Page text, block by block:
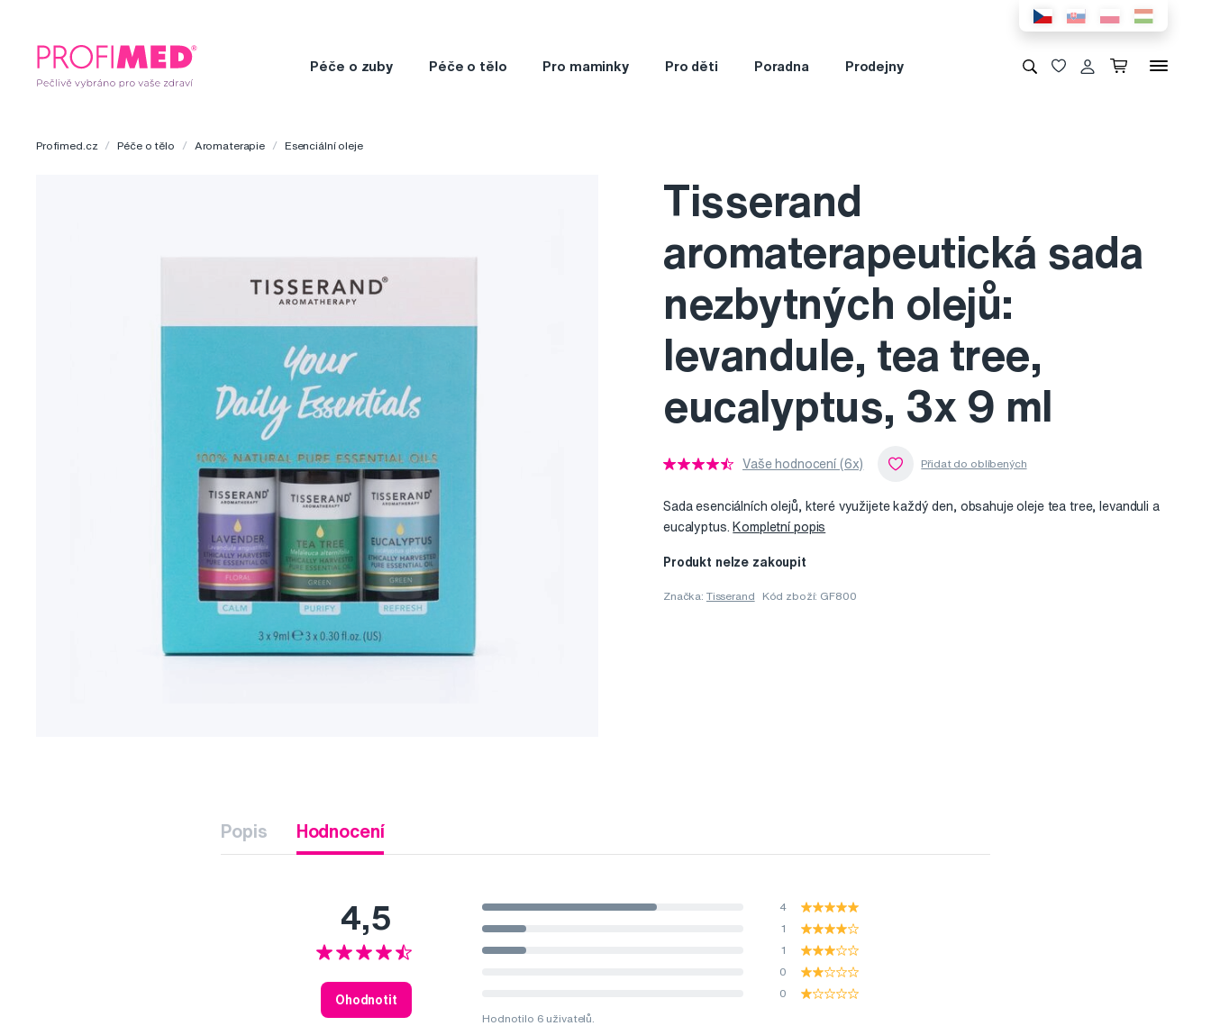
Péče o zuby Péče o tělo Pro maminky Pro děti Poradna Prodejny
Profimed.cz Péče o tělo Aromaterapie Esenciální oleje
Tisserand
aromaterapeutická sada
nezbytných olejů:
levandule, tea tree,
eucalyptus, 3x 9 ml
Vaše hodnocení (6x)
Sada esenciálních olejů, které využijete každý den, obsahuje oleje tea tree, levanduli a
eucalyptus. Kompletní popis
Produkt nelze zakoupit
Značka: Tisserand Kód zboží: GF800
Popis Hodnocení
4,5
Ohodnotit
4
1
1
0
0
Hodnotilo 6 uživatelů.